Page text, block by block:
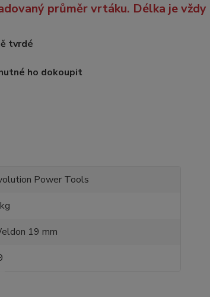
průměr vrtáku. Délka je vždy
tvrdé
ho dokoupit
Power Tools
19 mm